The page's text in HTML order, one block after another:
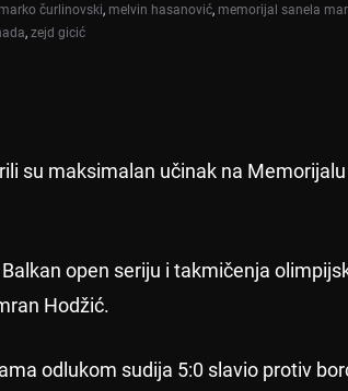
marko čurlinovski, melvin hasanović, memorijal sanela
, zejd gicić
su maksimalan učinak na
open seriju i takmičenja
Hodžić.
odlukom sudija 5:0 slavio protiv